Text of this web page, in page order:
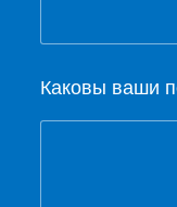
Каковы ваши